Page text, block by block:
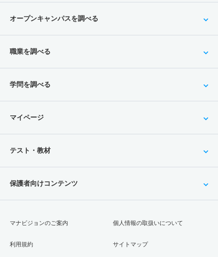
オープンキャンパスを調べる
職業を調べる
学問を調べる
マイページ
テスト・教材
保護者向けコンテンツ
マナビジョンのご案内
利用規約
個人情報の取扱いについて
サイトマップ